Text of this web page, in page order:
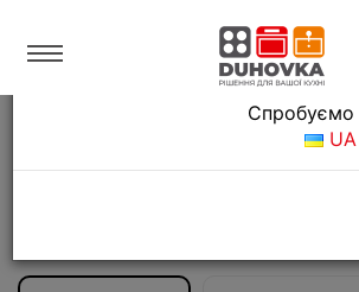
Кухонные вытяжки
Вытяжка кухонная Falmec
Язык магазина
Спробуємо
UA